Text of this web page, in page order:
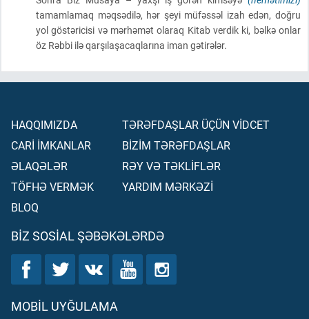
tamamlamaq məqsədilə, hər şeyi müfəssəl izah edən, doğru
yol göstəricisi və mərhəmət olaraq Kitab verdik ki, bəlkə onlar
öz Rəbbi ilə qarşılaşacaqlarına iman gətirələr.
HAQQIMIZDA
CARİ İMKANLAR
ƏLAQƏLƏR
TÖFHƏ VERMƏK
BLOQ
TƏRƏFDAŞLAR ÜÇÜN VİDCET
BİZİM TƏRƏFDAŞLAR
RƏY VƏ TƏKLİFLƏR
YARDIM MƏRKƏZİ
BIZ SOSIAL ŞƏBƏKƏLƏRDƏ
MOBIL UYĞULAMA